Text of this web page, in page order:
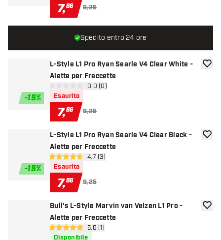
7,86 9,25
-15%
L-Style L1 Pro Ryan Searle V4 Clear White -
Alette per Freccette
apri pannello recensioni
0 stelle di valutazione
0.0 (0)
Esaurito
7,86 9,25
-15%
L-Style L1 Pro Ryan Searle V4 Clear Black -
Alette per Freccette
apri pannello recensioni
4.7 stelle di valutazione
4.7 (3)
Esaurito
7,86 9,25
Bull's L-Style Marvin van Velzen L1 Pro -
Alette per Freccette
apri pannello recensioni
5 stelle di valutazione
5.0 (1)
Disponibile
Spedito entro 24 ore